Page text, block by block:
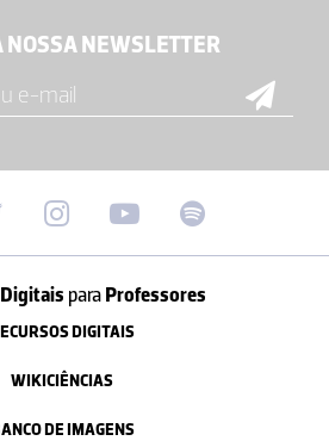
NOSSA NEWSLETTER
paraProfessores
DIGITAIS
WIKICIÊNCIAS
DE IMAGENS